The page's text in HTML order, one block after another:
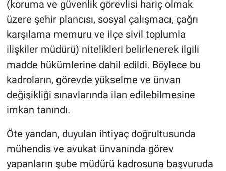
(koruma ve güvenlik görevlisi hariç olmak
üzere şehir plancısı, sosyal çalışmacı, çağrı
karşılama memuru ve ilçe sivil toplumla
ilişkiler müdürü) nitelikleri belirlenerek ilgili
madde hükümlerine dahil edildi. Böylece bu
kadroların, görevde yükselme ve ünvan
değişikliği sınavlarında ilan edilebilmesine
imkan tanındı.
Öte yandan, duyulan ihtiyaç doğrultusunda
mühendis ve avukat ünvanında görev
yapanların şube müdürü kadrosuna başvuruda